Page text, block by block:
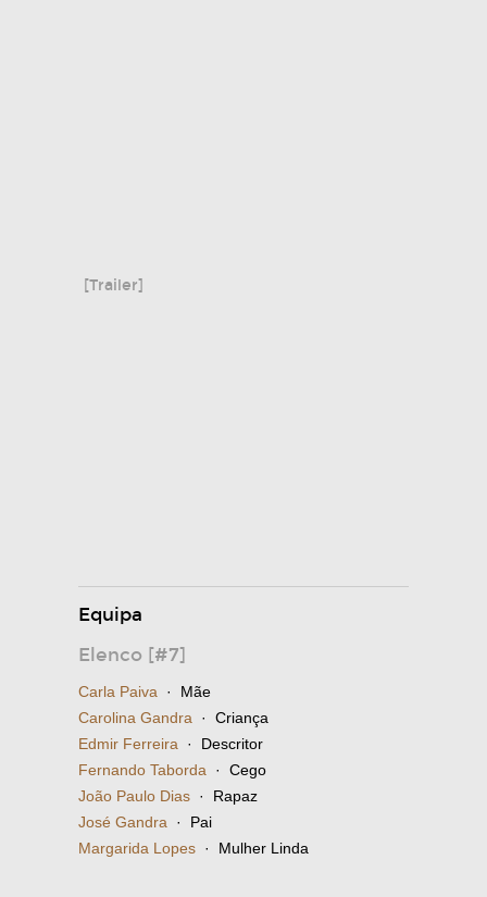
[Trailer]
Equipa
Elenco [#7]
Carla Paiva · Mãe
Carolina Gandra · Criança
Edmir Ferreira · Descritor
Fernando Taborda · Cego
João Paulo Dias · Rapaz
José Gandra · Pai
Margarida Lopes · Mulher Linda